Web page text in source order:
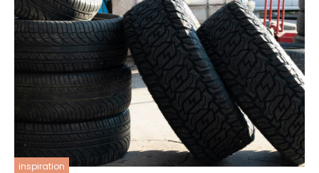
inspiration